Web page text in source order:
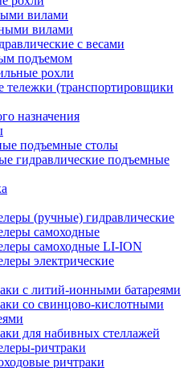
вилами
вилами
с весами
подъемом
рохли
тележки (транспортировщики
назначения
подъемные столы
гидравлические подъемные
(ручные) гидравлические
самоходные
самоходные LI-ION
электрические
с литий-ионными батареями
со свинцово-кислотными
для набивных стеллажей
ричтраки
ричтраки